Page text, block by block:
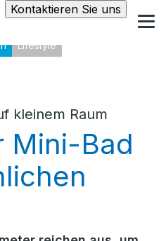
Kontaktieren Sie uns
Lifestyle
Raum
Mini-Bad